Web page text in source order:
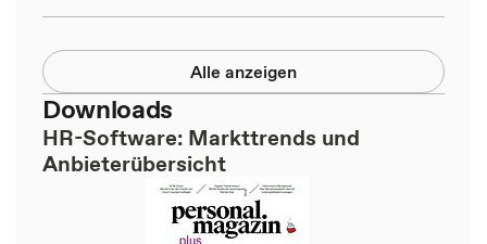
Alle anzeigen
Downloads
HR-Software: Markttrends und
Anbieterübersicht